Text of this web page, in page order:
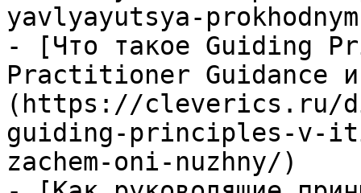
yavlyayutsya-
- [Что такое Guiding
Practitioner Guidance и
(https://cleverics.ru/
guiding-principles-v-
zachem-oni-nuzhny/)